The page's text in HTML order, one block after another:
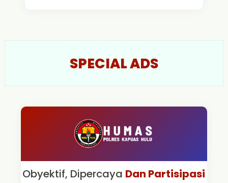
SPECIAL ADS
Obyektif, Dipercaya Dan Partisipasi